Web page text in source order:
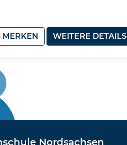
MERKEN WEITERE DETAILS
Nordsachsen